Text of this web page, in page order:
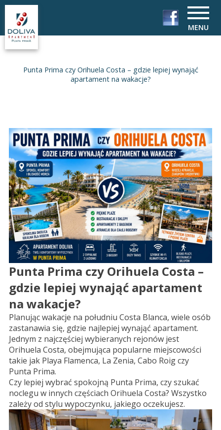
MENU
Punta Prima czy Orihuela Costa – gdzie lepiej wynająć
apartament na wakacje?
Punta Prima czy Orihuela Costa –
gdzie lepiej wynająć apartament
na wakacje?
Planując wakacje na południu Costa Blanca, wiele osób
zastanawia się, gdzie najlepiej wynająć apartament.
Jednym z najczęściej wybieranych rejonów jest
Orihuela Costa, obejmująca popularne miejscowości
takie jak Playa Flamenca, La Zenia, Cabo Roig czy
Punta Prima.
Czy lepiej wybrać spokojną Punta Prima, czy szukać
noclegu w innych częściach Orihuela Costa? Wszystko
zależy od stylu wypoczynku, jakiego oczekujesz.